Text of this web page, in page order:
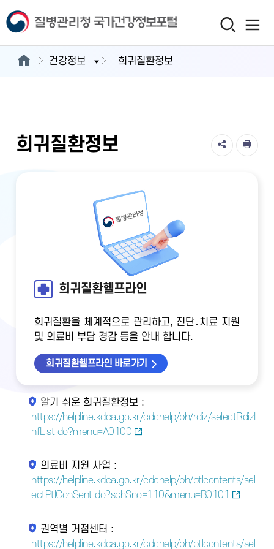
건강정보 희귀질환정보
희귀질환정보
희귀질환헬프라인
희귀질환을 체계적으로 관리하고, 진단․치료 지원
및 의료비 부담 경감 등을 안내 합니다.
희귀질환헬프라인 바로가기
알기 쉬운 희귀질환정보 :
https://helpline.kdca.go.kr/cdchelp/ph/rdiz/selectRdizI
nfList.do?menu=A0100
의료비 지원 사업 :
https://helpline.kdca.go.kr/cdchelp/ph/ptlcontents/sel
ectPtlConSent.do?schSno=110&menu=B0101
권역별 거점센터 :
https://helpline.kdca.go.kr/cdchelp/ph/ptlcontents/sel